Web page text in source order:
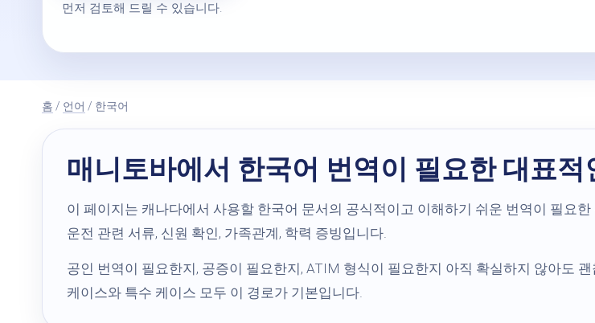
먼저 검토해 드릴 수 있습니다.
홈 / 언어 / 한국어
매니토바에서 한국어 번역이 필요한 대표적
이 페이지는 캐나다에서 사용할 한국어 문서의 공식적이고 이해하기 쉬운 번역이 필요
운전 관련 서류, 신원 확인, 가족관계, 학력 증빙입니다.
공인 번역이 필요한지, 공증이 필요한지, ATIM 형식이 필요한지 아직 확실하지 않아도
케이스와 특수 케이스 모두 이 경로가 기본입니다.